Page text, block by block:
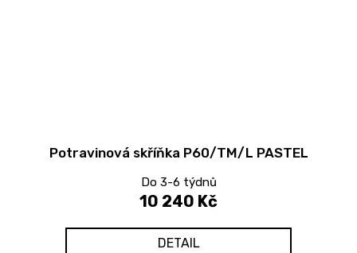
Potravinová skříňka P60/TM/L PASTEL
Do 3-6 týdnů
10 240 Kč
DETAIL